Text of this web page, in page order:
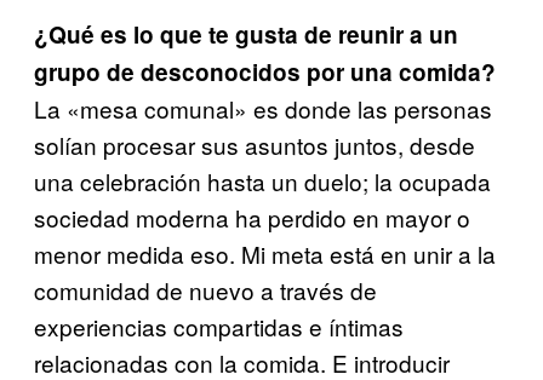
¿Qué es lo que te gusta de reunir a un
grupo de desconocidos por una comida?
La «mesa comunal» es donde las personas
solían procesar sus asuntos juntos, desde
una celebración hasta un duelo; la ocupada
sociedad moderna ha perdido en mayor o
menor medida eso. Mi meta está en unir a la
comunidad de nuevo a través de
experiencias compartidas e íntimas
relacionadas con la comida. E introducir